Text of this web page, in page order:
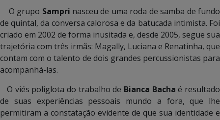
O grupo Sampri nasceu de uma roda de samba de fundo
de quintal, da conversa calorosa e da batucada intimista. Foi
criado em 2002 de forma inusitada e, desde 2005, segue sua
trajetória com três irmãs: Magally, Luciana e Renatinha, que
contam com o talento de dois grandes percussionistas para
acompanhá-las.
O viés poliglota do trabalho de Bianca Bacha é resultado
de suas experiências pessoais mundo a fora, que lhe
permitiram a constatação evidente de que sua identidade e